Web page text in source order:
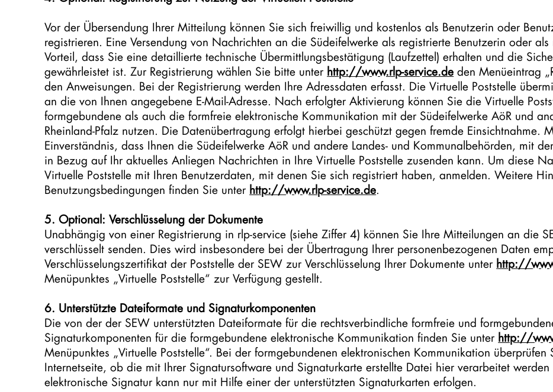
Vor der Übersendung Ihrer Mitteilung können Sie sich freiwillig und kostenlos als Benutzerin oder
registrieren. Eine Versendung von Nachrichten an die Südeifelwerke als registrierte Benutzerin oder
Vorteil, dass Sie eine detaillierte technische Übermittlungsbestätigung (Laufzettel) erhalten und die
gewährleistet ist. Zur Registrierung wählen Sie bitte unter http://www.rlp-service.de den Menüeintrag
den Anweisungen. Bei der Registrierung werden Ihre Adressdaten erfasst. Die Virtuelle Poststelle
an die von Ihnen angegebene E-Mail-Adresse. Nach erfolgter Aktivierung können Sie die Virtuelle
formgebundene als auch die formfreie elektronische Kommunikation mit der Südeifelwerke AöR und
Rheinland-Pfalz nutzen. Die Datenübertragung erfolgt hierbei geschützt gegen fremde Einsichtnahme.
Einverständnis, dass Ihnen die Südeifelwerke AöR und andere Landes- und Kommunalbehörden, mit
in Bezug auf Ihr aktuelles Anliegen Nachrichten in Ihre Virtuelle Poststelle zusenden kann. Um diese
Virtuelle Poststelle mit Ihren Benutzerdaten, mit denen Sie sich registriert haben, anmelden. Weitere
Benutzungsbedingungen finden Sie unter http://www.rlp-service.de.
5. Optional: Verschlüsselung der Dokumente
Unabhängig von einer Registrierung in rlp-service (siehe Ziffer 4) können Sie Ihre Mitteilungen an die
verschlüsselt senden. Dies wird insbesondere bei der Übertragung Ihrer personenbezogenen Daten
Verschlüsselungszertifikat der Poststelle der SEW zur Verschlüsselung Ihrer Dokumente unter http://
Menüpunktes „Virtuelle Poststelle“ zur Verfügung gestellt.
6. Unterstützte Dateiformate und Signaturkomponenten
Die von der der SEW unterstützten Dateiformate für die rechtsverbindliche formfreie und
Signaturkomponenten für die formgebundene elektronische Kommunikation finden Sie unter http://
Menüpunktes „Virtuelle Poststelle“. Bei der formgebundenen elektronischen Kommunikation
Internetseite, ob die mit Ihrer Signatursoftware und Signaturkarte erstellte Datei hier verarbeitet
elektronische Signatur kann nur mit Hilfe einer der unterstützten Signaturkarten erfolgen.